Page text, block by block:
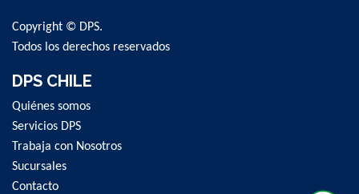
Copyright © DPS.
Todos los derechos reservados
DPS CHILE
Quiénes somos
Servicios DPS
Trabaja con Nosotros
Sucursales
Contacto